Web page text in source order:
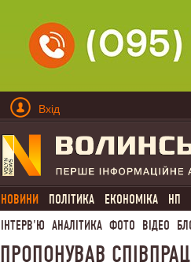
Вхід
НОВИНИ ПОЛІТИКА ЕКОНОМІКА НП
ІНТЕРВ'Ю АНАЛІТИКА ФОТО ВІДЕО
ПРОПОНУВАВ